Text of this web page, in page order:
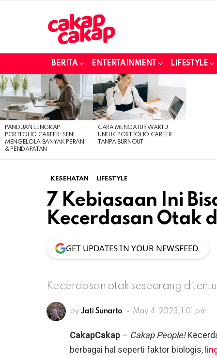
BERITA ENTERTAINMENT LIFESTYLE
LATEST
STORIES
PANDUAN LENGKAP
PORTFOLIO CAREER: SENI
MENGELOLA BANYAK PERAN
& PENDAPATAN
CARA MENGATUR WAKTU
UNTUK PORTFOLIO CAREER
TANPA BURNOUT
KESEHATAN LIFESTYLE
7 Kebiasaan Ini
Kecerdasan Otak
GET UPDATES IN YOUR NEWSFEED
Kecerdasan otak seseorang
by Jati Sunarto May 4, 2023, 1:01 pm
CakapCakap – Cakap People!
berbagai hal seperti faktor biologis,